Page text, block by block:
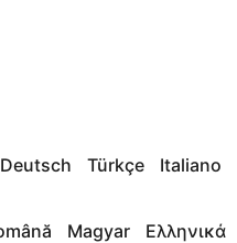
Deutsch Türkçe Italiano
Magyar Ελληνικά